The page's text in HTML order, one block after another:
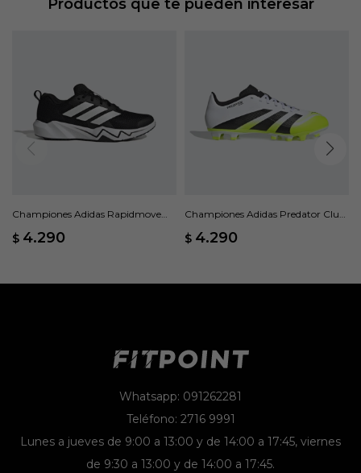
Productos que te pueden interesar
Championes Adidas Rapidmove
$ 4.290
Championes Adidas Predator Club
$ 4.290
Whatsapp: 091262281
Teléfono: 2716 9991
Lunes a jueves de 9:00 a 13:00 y de 14:00 a 17:45, viernes
de 9:30 a 13:00 y de 14:00 a 17:45.